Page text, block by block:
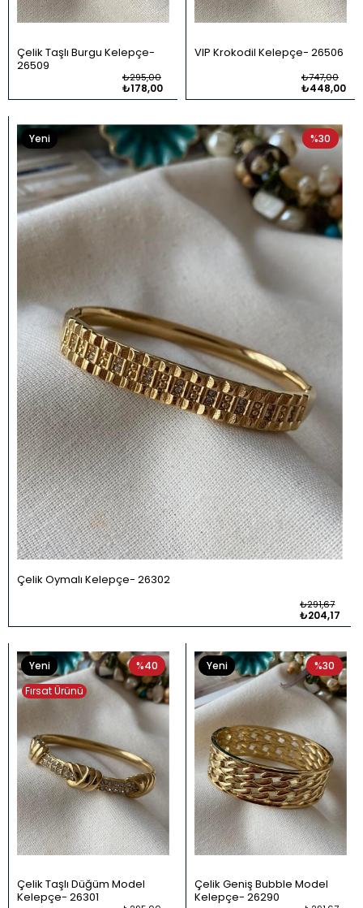
Çelik Taşlı Burgu Kelepçe
26509
₺178,00
₺295,00
VIP Krokodil Kelepçe 26506
₺448,00
₺747,00
Çelik Oymalı Kelepçe 26302
₺204,17
₺291,67
%30
Yeni
Ürün
Çelik Taşlı Düğüm Model
Kelepçe 26301
%40
Yeni
Ürün
Fırsat Ürünü
Çelik Geniş Bubble Model
Kelepçe 26290
%30
Yeni
Ürün